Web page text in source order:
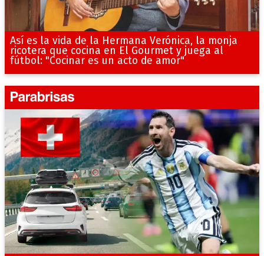
Así es la vida de la Hermana Verónica, la monja
ricotera que cocina en El Gourmet y juega al
fútbol: "Cocinar es un acto de amor"